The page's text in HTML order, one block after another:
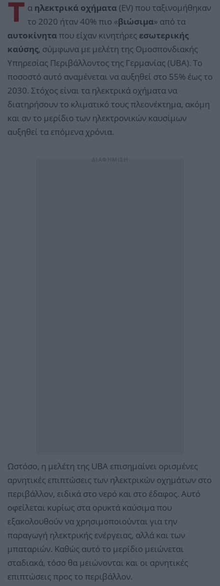
Τ α ηλεκτρικά οχήματα (EV) που ταξινομήθηκαν
το 2020 ήταν 40% πιο «βιώσιμα» από τα
αυτοκίνηταπου είχαν κινητήρες εσωτερικής
καύσης, σύμφωνα με μελέτη της Ομοσπονδιακής
Υπηρεσίας Περιβάλλοντος της Γερμανίας (UBA). Το
ποσοστό αυτό αναμένεται να αυξηθεί στο 55% έως το
2030. Στόχος είναι τα ηλεκτρικά οχήματα να
διατηρήσουν το κλιματικό τους πλεονέκτημα, ακόμη
και αν το μερίδιο των ηλεκτρονικών καυσίμων
αυξηθεί τα επόμενα χρόνια.
Ωστόσο, η μελέτη της UBA επισημαίνει ορισμένες
αρνητικές επιπτώσεις των ηλεκτρικών οχημάτων στο
περιβάλλον, ειδικά στο νερό και στο έδαφος. Αυτό
οφείλεται κυρίως στα ορυκτά καύσιμα που
εξακολουθούν να χρησιμοποιούνται για την
παραγωγή ηλεκτρικής ενέργειας, αλλά και των
μπαταριών. Καθώς αυτό το μερίδιο μειώνεται
σταδιακά, τόσο θα μειώνονται και οι αρνητικές
επιπτώσεις προς το περιβάλλον.